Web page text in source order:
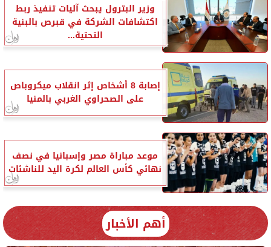
وزير البترول يبحث آليات تنفيذ ربط
اكتشافات الشركة في قبرص بالبنية
التحتية...
إصابة 8 أشخاص إثر انقلاب ميكروباص
على الصحراوي الغربي بالمنيا
موعد مباراة مصر وإسبانيا في نصف
نهائي كأس العالم لكرة اليد للناشئات
أهم الأخبار